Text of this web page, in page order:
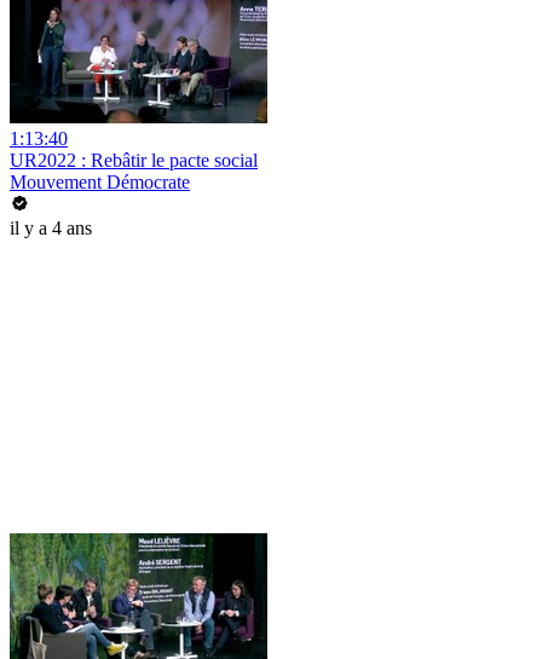
1:13:40
UR2022 : Rebâtir le pacte social
Mouvement Démocrate
il y a 4 ans